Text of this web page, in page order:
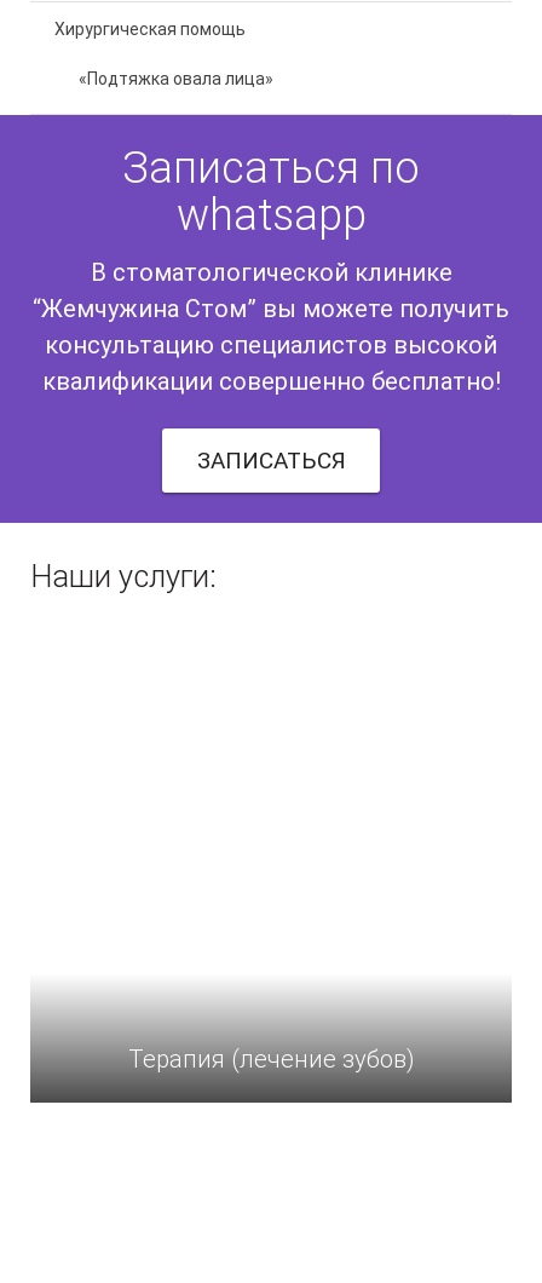
Хирургическая помощь
«Подтяжка овала лица»
Записаться по
whatsapp
В стоматологической клинике
“Жемчужина Стом” вы можете получить
консультацию специалистов высокой
квалификации совершенно бесплатно!
ЗАПИСАТЬСЯ
Наши услуги:
Терапия (лечение зубов)